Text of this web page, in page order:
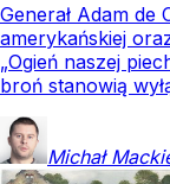
Generał Adam de
amerykańskiej
„Ogień naszej
broń stanowią
Michał